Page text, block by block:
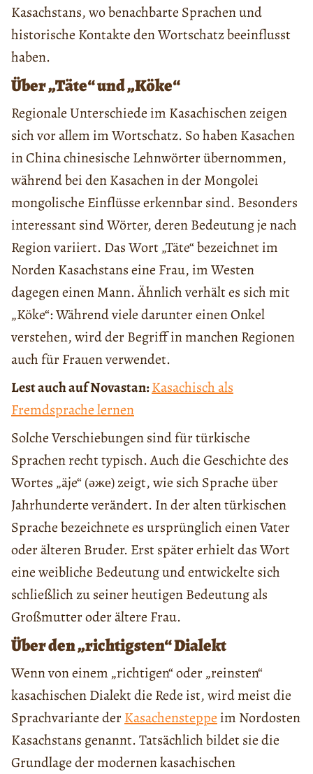
Kasachstans, wo benachbarte Sprachen und
historische Kontakte den Wortschatz beeinflusst
haben.
Über „Täte“ und „Köke“
Regionale Unterschiede im Kasachischen zeigen
sich vor allem im Wortschatz. So haben Kasachen
in China chinesische Lehnwörter übernommen,
während bei den Kasachen in der Mongolei
mongolische Einflüsse erkennbar sind. Besonders
interessant sind Wörter, deren Bedeutung je nach
Region variiert. Das Wort „Täte“ bezeichnet im
Norden Kasachstans eine Frau, im Westen
dagegen einen Mann. Ähnlich verhält es sich mit
„Köke“: Während viele darunter einen Onkel
verstehen, wird der Begriff in manchen Regionen
auch für Frauen verwendet.
Lest auch auf Novastan:Kasachisch als
Fremdsprache lernen
Solche Verschiebungen sind für türkische
Sprachen recht typisch. Auch die Geschichte des
Wortes „äje“ (әже) zeigt, wie sich Sprache über
Jahrhunderte verändert. In der alten türkischen
Sprache bezeichnete es ursprünglich einen Vater
oder älteren Bruder. Erst später erhielt das Wort
eine weibliche Bedeutung und entwickelte sich
schließlich zu seiner heutigen Bedeutung als
Großmutter oder ältere Frau.
Über den „richtigsten“ Dialekt
Wenn von einem „richtigen“ oder „reinsten“
kasachischen Dialekt die Rede ist, wird meist die
Sprachvariante derKasachensteppe im Nordosten
Kasachstans genannt. Tatsächlich bildet sie die
Grundlage der modernen kasachischen